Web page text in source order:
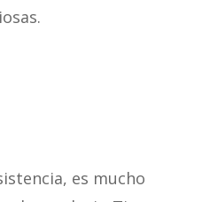
es mucho